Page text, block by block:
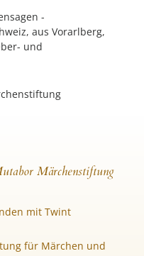
-
aus Vorarlberg,
und
Märchenstiftung
mit Twint
für Märchen und